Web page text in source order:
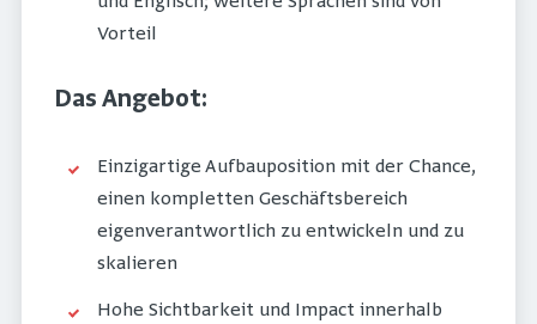
Vorteil
Das Angebot:
Einzigartige Aufbauposition mit der Chance,
einen kompletten Geschäftsbereich
eigenverantwortlich zu entwickeln und zu
skalieren
Hohe Sichtbarkeit und Impact innerhalb